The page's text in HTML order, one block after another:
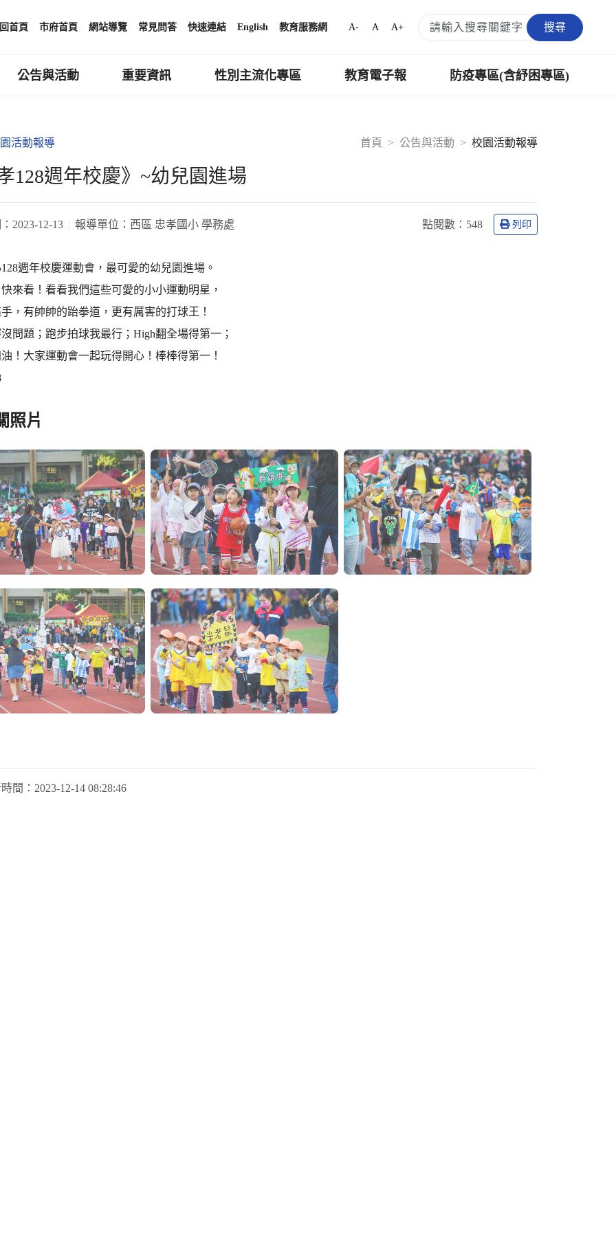
回首頁 市府首頁 網站導覽 常見問答 快速連結 English 教育服務網 A- A A+ 搜尋
公告與活動 重要資訊 性別主流化專區 教育電子報 防疫專區(含紓困專區)
首頁 公告與活動 校園活動報導
活動報導
128週年校慶》~幼兒園進場
2023-12-13 報導單位： 西區 忠孝國小 學務處 點閱數： 548 列印
週年校慶運動會，最可愛的幼兒園進場。
來看！看看我們這些可愛的小小運動明星，
，有帥帥的跆拳道，更有厲害的打球王！
問題；跑步拍球我最行；High翻全場得第一；
！大家運動會一起玩得開心！棒棒得第一！
照片
間： 2023-12-14 08:28:46